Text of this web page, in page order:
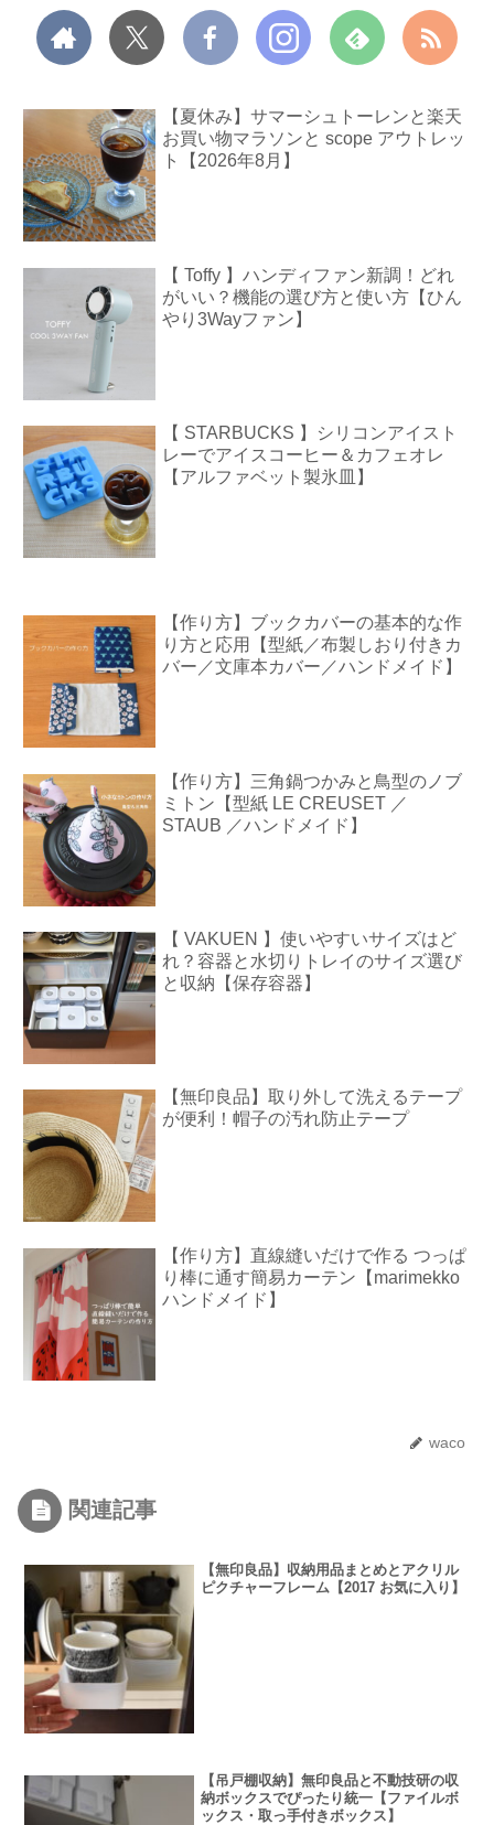
【夏休み】サマーシュトーレンと楽天
お買い物マラソンと scope アウトレッ
ト【2026年8月】
【 Toffy 】ハンディファン新調！どれ
がいい？機能の選び方と使い方【ひん
やり3Wayファン】
【 STARBUCKS 】シリコンアイスト
レーでアイスコーヒー＆カフェオレ
【アルファベット製氷皿】
【作り方】ブックカバーの基本的な作
り方と応用【型紙／布製しおり付きカ
バー／文庫本カバー／ハンドメイド】
【作り方】三角鍋つかみと鳥型のノブ
ミトン【型紙 LE CREUSET ／
STAUB ／ハンドメイド】
【 VAKUEN 】使いやすいサイズはど
れ？容器と水切りトレイのサイズ選び
と収納【保存容器】
【無印良品】取り外して洗えるテープ
が便利！帽子の汚れ防止テープ
【作り方】直線縫いだけで作る つっぱ
り棒に通す簡易カーテン【marimekko
ハンドメイド】
waco
関連記事
【無印良品】収納用品まとめとアクリル
ピクチャーフレーム【2017 お気に入り】
【吊戸棚収納】無印良品と不動技研の収
納ボックスでぴったり統一【ファイルボ
ックス・取っ手付きボックス】